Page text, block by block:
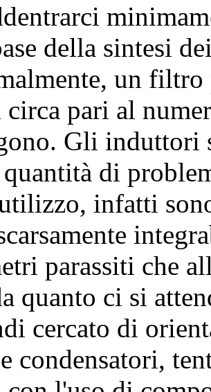
della sintesi
un
pari al
Gli induttori
di
infatti
parassiti che
quanto ci si
cercato di
condensatori,